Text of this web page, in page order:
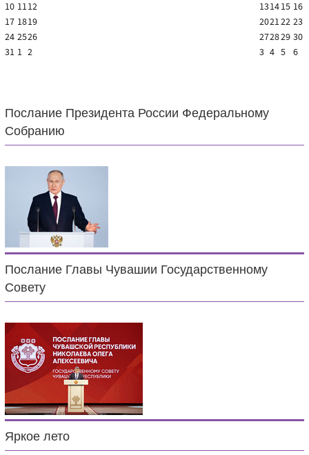
10 1112 131415 16
17 1819 202122 23
24 2526 272829 30
31 1 2 3 4 5 6
Послание Президента России Федеральному
Собранию
Послание Главы Чувашии Государственному
Совету
Яркое лето